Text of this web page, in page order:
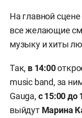
На главной
все желающие
музыку и хиты
Так, в 14:00
music band, за
Gauga, с 15:00 до
выйдутМарина